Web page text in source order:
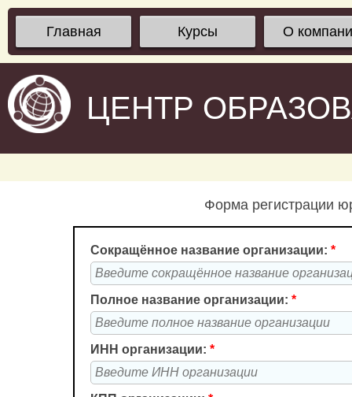
Главная Курсы О
ЦЕНТР
Форма регистрации
Сокращённое название организации: *
Полное название организации: *
ИНН организации: *